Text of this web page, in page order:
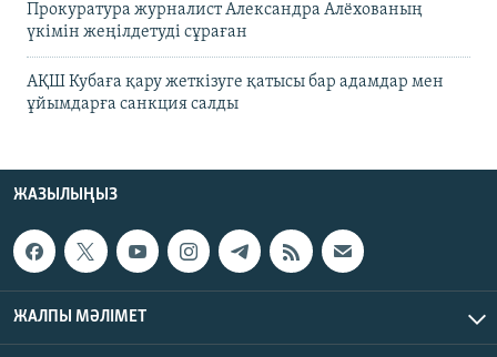
Прокуратура журналист Александра Алёхованың
үкімін жеңілдетуді сұраған
АҚШ Кубаға қару жеткізуге қатысы бар адамдар мен
ұйымдарға санкция салды
ЖАЗЫЛЫҢЫЗ
ЖАЛПЫ МӘЛІМЕТ